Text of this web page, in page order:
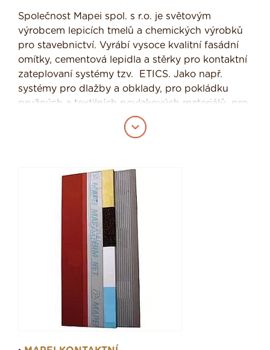
Společnost Mapei spol. s r.o. je světovým
výrobcem lepicích tmelů a chemických výrobků
pro stavebnictví. Vyrábí vysoce kvalitní fasádní
omítky, cementová lepidla a stěrky pro kontaktní
zateplovaní systémy tzv. ETICS. Jako např.
systémy pro dlažby a obklady, pro pokládku
pružných a textilních povlakových materiálů, pro
průmyslové podlahy, akustickou izolaci, Také
nabízí ucelený sortiment pro zateplení domů.
kde nabízí hodnotný technický servis pro
projektanty a profesionální realizační firmy.
Mapei.cz nabízí systémy
- systémy pro pokládku obkladů a dlažby z
keramiky a přírodního kamene, lze využít:
napokládku stávající podlahy, podlahy s
podlahovým vytápěním, tenkovrstvých obkladů a
dlažeb, dlažeb z keramiky a přírodního kamene,
systémy pro akustickou izolaci, obklady a dlažby
vystavených chemickým vlivům a další
- systémy pro pokládku pružných a textilních